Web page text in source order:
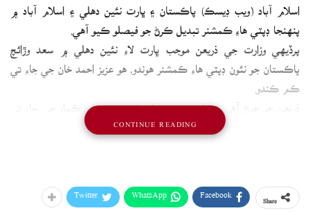
اسلام آباد (ويب ڊيسڪ) پاڪستان ۽ ڀارت نئين دهلي ۽ اسلام آباد ۾
پنهنجا ڊپٽي هاءِ ڪمشنر تبديل ڪرڻ جو فيصلو ڪيو آهي.
پرڏيهي وزارت جي ذريعن موجب ڀارت لاءِ نئين دهلي ۾ سعد وڙائچ
پاڪستان جو نئون ڊپٽي هاءِ ڪمشنر هوندو، هو عزيز احمد خان جي جاءِ تي
ذريعن جو چوڻ آهي ته ڀارتي ڊپٽي هاءِ ڪمشنر سريش ڪمار جي جاءِ تي
گيتا سريواستو اسلام آباد ايندي.
ذريعن موجب ٻنهي ملڪن لاڳاپيل سفارتڪارن کي ويزائون جاري ڪري
Facebook
WhatsApp
Twitter